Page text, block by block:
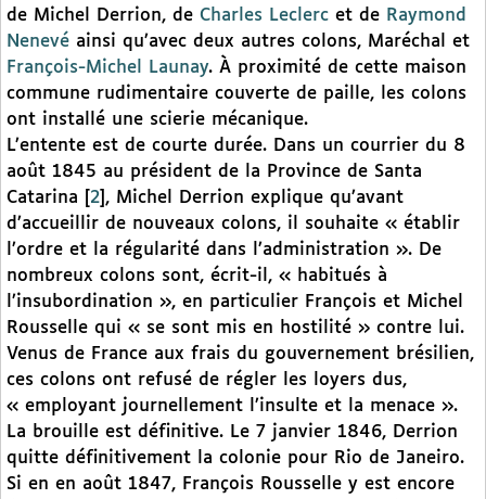
de Michel Derrion, de Charles Leclerc et de Raymond
Nenevé ainsi qu’avec deux autres colons, Maréchal et
François-Michel Launay. À proximité de cette maison
commune rudimentaire couverte de paille, les colons
ont installé une scierie mécanique.
L’entente est de courte durée. Dans un courrier du 8
août 1845 au président de la Province de Santa
Catarina
2 , Michel Derrion explique qu’avant
d’accueillir de nouveaux colons, il souhaite « établir
l’ordre et la régularité dans l’administration ». De
nombreux colons sont, écrit-il, « habitués à
l’insubordination », en particulier François et Michel
Rousselle qui « se sont mis en hostilité » contre lui.
Venus de France aux frais du gouvernement brésilien,
ces colons ont refusé de régler les loyers dus,
« employant journellement l’insulte et la menace ».
La brouille est définitive. Le 7 janvier 1846, Derrion
quitte définitivement la colonie pour Rio de Janeiro.
Si en en août 1847, François Rousselle y est encore